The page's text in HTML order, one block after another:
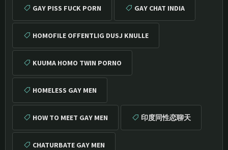
GAY PISS FUCK PORN GAY CHAT INDIA
HOMOFILE OFFENTLIG DUSJ KNULLE
KUUMA HOMO TWIN PORNO
HOMELESS GAY MEN
HOW TO MEET GAY MEN 印度同性恋聊天
CHATURBATE GAY MEN